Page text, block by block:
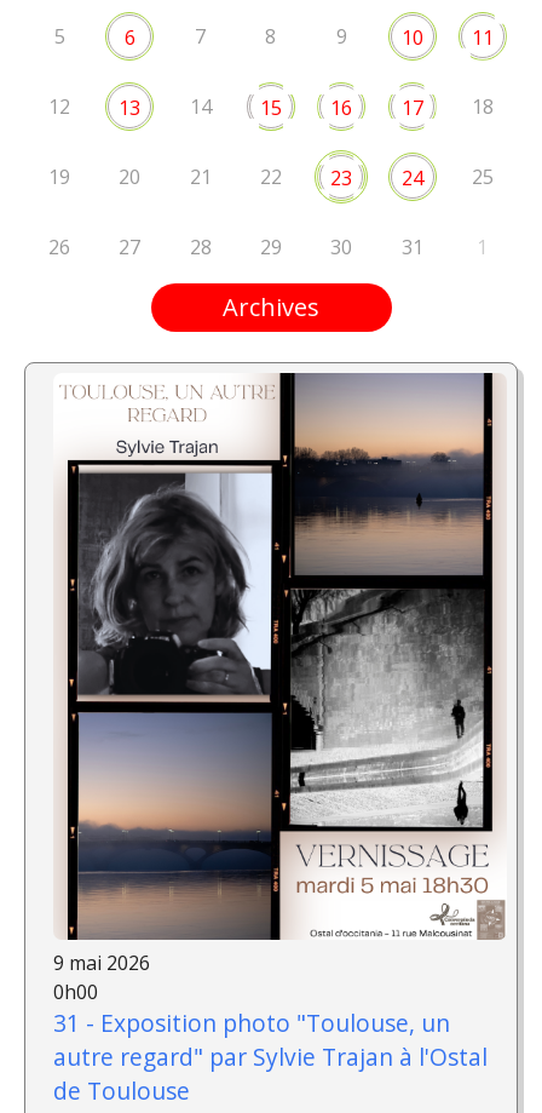
5 6 7 8 9 10 11
12 13 14 15 16 17 18
19 20 21 22 23 24 25
26 27 28 29 30 31 1
Archives
9 mai 2026
0h00
31 - Exposition photo "Toulouse, un
autre regard" par Sylvie Trajan à l'Ostal
de Toulouse